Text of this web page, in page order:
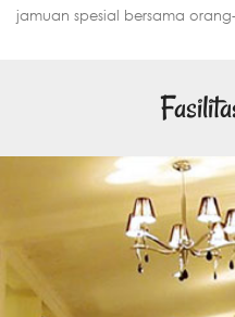
jamuan spesial bersama